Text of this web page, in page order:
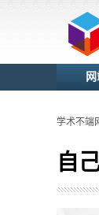
学术不端
自